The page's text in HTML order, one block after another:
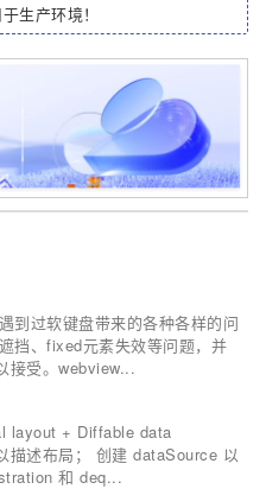
生产环境！
到过软键盘带来的各种各样的问
挡、fixed元素失效等问题，并
接受。webview...
layout + Diffable data
述布局； 创建 dataSource 以
和 deq...